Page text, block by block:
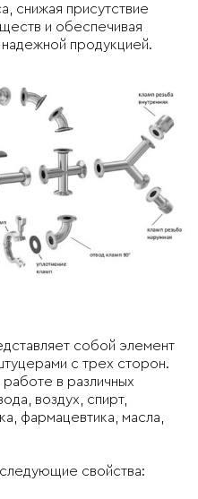
снижая присутствие
и обеспечивая
продукцией.
собой элемент
с трех сторон.
в различных
воздух, спирт,
фармацевтика, масла,
свойства: